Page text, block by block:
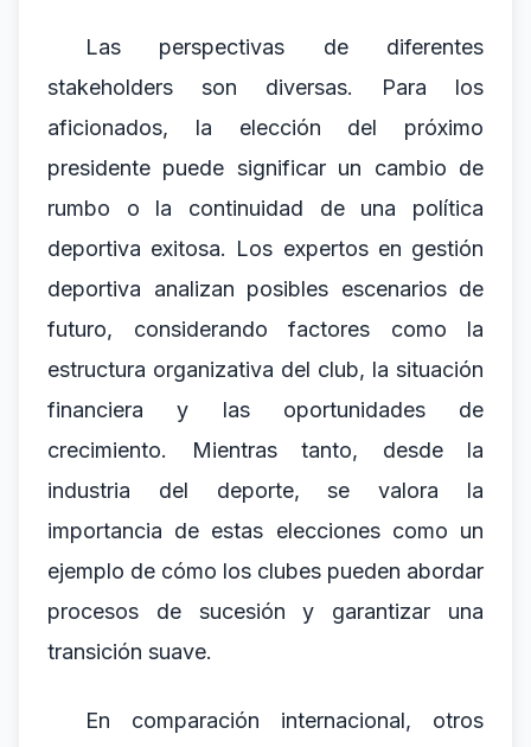
Las perspectivas de diferentes
stakeholders son diversas. Para los
aficionados, la elección del próximo
presidente puede significar un cambio de
rumbo o la continuidad de una política
deportiva exitosa. Los expertos en gestión
deportiva analizan posibles escenarios de
futuro, considerando factores como la
estructura organizativa del club, la situación
financiera y las oportunidades de
crecimiento. Mientras tanto, desde la
industria del deporte, se valora la
importancia de estas elecciones como un
ejemplo de cómo los clubes pueden abordar
procesos de sucesión y garantizar una
transición suave.
En comparación internacional, otros